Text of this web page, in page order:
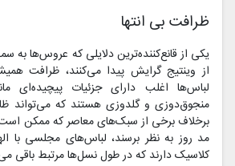
ظرافت بی انتها
یکی از قانع‌کننده‌ترین دلایلی که عروس‌ها به
از وینتیج گرایش پیدا می‌کنند، ظرافت
لباس‌ها اغلب دارای جزئیات پیچیده‌ای
منجوق‌دوزی و گلدوزی هستند که می‌تواند
برخلاف برخی از سبک‌های معاصر که ممکن
مد روز به نظر برسند، لباس‌های مجلسی با
کلاسیک دارند که در طول نسل‌ها مرتبط باقی